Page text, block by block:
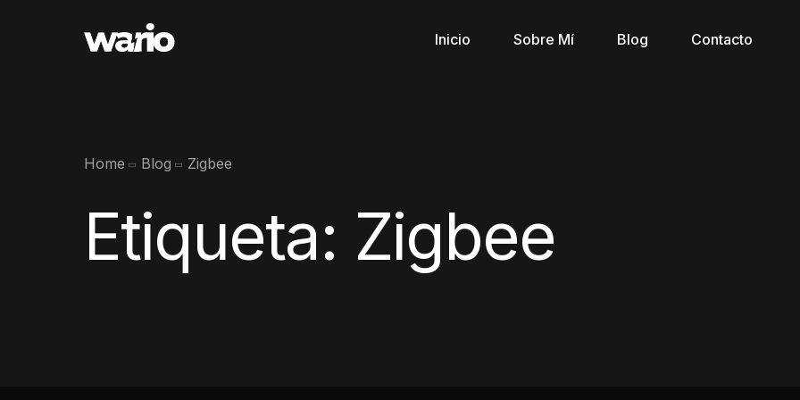
Inicio Sobre Mí Blog Contacto
Home Blog Zigbee
Etiqueta: Zigbee